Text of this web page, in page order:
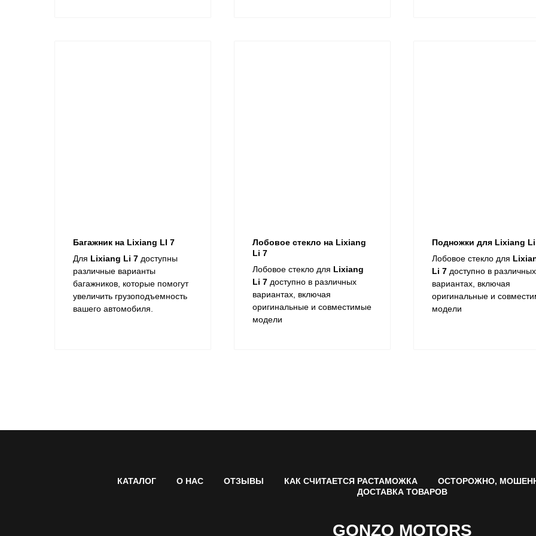
Багажник на Lixiang LI 7
Для Lixiang Li 7 доступны
различные варианты
багажников, которые помогут
увеличить грузоподъемность
вашего автомобиля.
Лобовое стекло на Lixiang
Li 7
Лобовое стекло для Lixiang
Li 7 доступно в различных
вариантах, включая
оригинальные и совместимые
модели
Подножки для Lixiang
Лобовое стекло для
Li 7 доступно в различных
вариантах, включая
оригинальные и
модели
КАТАЛОГ О НАС ОТЗЫВЫ КАК СЧИТАЕТСЯ РАСТАМОЖКА
ОСТОРОЖНО,
ДОСТАВКА ТОВАРОВ
GONZO MOTORS